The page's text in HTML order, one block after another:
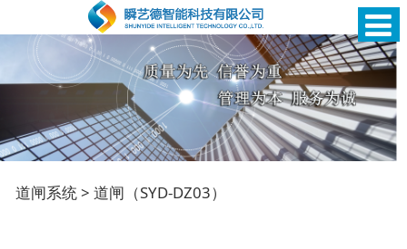
道闸（SYD-DZ03）
道闸系统> 道闸（SYD-DZ03）